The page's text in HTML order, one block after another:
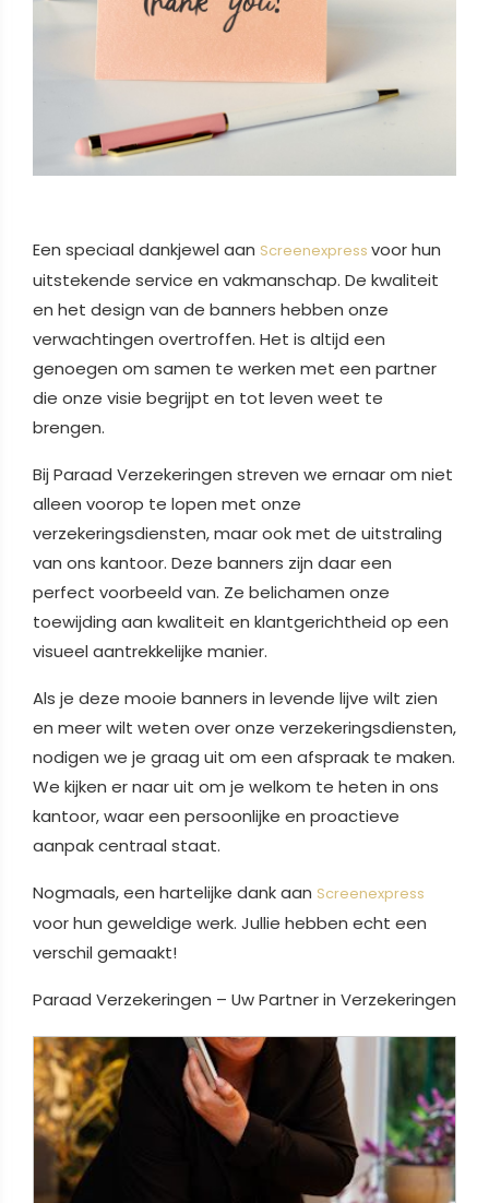
Een speciaal dankjewel aan Screenexpress voor hun
uitstekende service en vakmanschap. De kwaliteit
en het design van de banners hebben onze
verwachtingen overtroffen. Het is altijd een
genoegen om samen te werken met een partner
die onze visie begrijpt en tot leven weet te
brengen.
Bij Paraad Verzekeringen streven we ernaar om niet
alleen voorop te lopen met onze
verzekeringsdiensten, maar ook met de uitstraling
van ons kantoor. Deze banners zijn daar een
perfect voorbeeld van. Ze belichamen onze
toewijding aan kwaliteit en klantgerichtheid op een
visueel aantrekkelijke manier.
Als je deze mooie banners in levende lijve wilt zien
en meer wilt weten over onze verzekeringsdiensten,
nodigen we je graag uit om een afspraak te maken.
We kijken er naar uit om je welkom te heten in ons
kantoor, waar een persoonlijke en proactieve
aanpak centraal staat.
Nogmaals, een hartelijke dank aan Screenexpress
voor hun geweldige werk. Jullie hebben echt een
verschil gemaakt!
Paraad Verzekeringen – Uw Partner in Verzekeringen